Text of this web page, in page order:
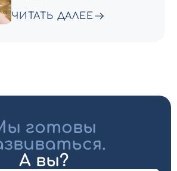
ЧИТАТЬ ДАЛЕЕ
готовы
А вы?